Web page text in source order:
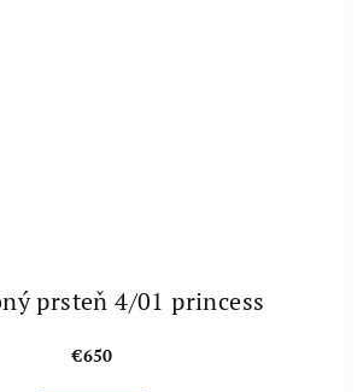
prsteň 4/01 princess
€650